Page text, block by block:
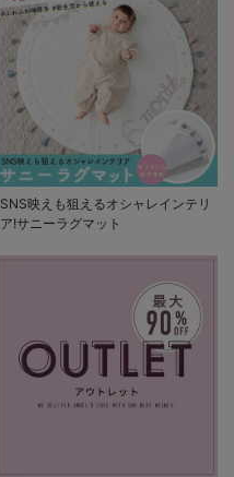
SNS映えも狙えるオシャレインテリ
ア!サニーラグマット